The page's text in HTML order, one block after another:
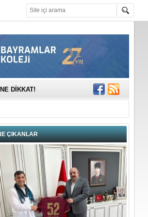
anlamlı
DOĞRU
Ercan Ekşi son
Selahattin
ÇIKANLAR